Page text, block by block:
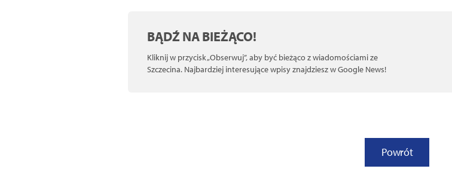
BĄDŹ NA BIEŻĄCO!
Kliknij w przycisk „Obserwuj”, aby być bieżąco z wiadomościami ze
Szczecina. Najbardziej interesujące wpisy znajdziesz w Google News!
Powrót